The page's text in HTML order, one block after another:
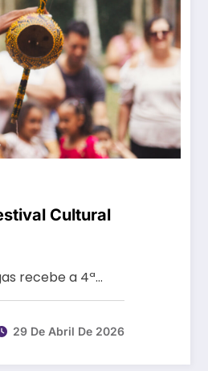
Cultural
recebe a 4ª…
29 De Abril De 2026